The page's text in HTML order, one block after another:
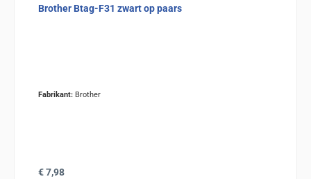
Brother Btag-F31 zwart op paars
Fabrikant: Brother
Normale prijs:
€ 7,98